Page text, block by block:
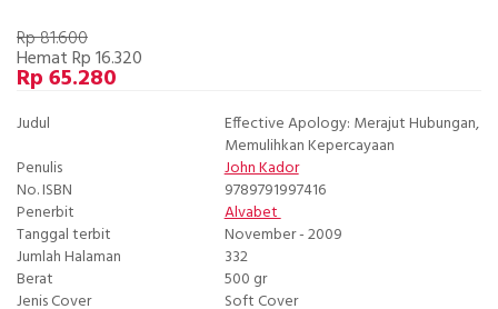
Rp 81.600
Hemat Rp 16.320
Rp 65.280
Judul
Effective Apology: Merajut Hubungan,
Memulihkan Kepercayaan
Penulis
John Kador
No. ISBN
9789791997416
Penerbit
Alvabet
Tanggal terbit
November - 2009
Jumlah Halaman
332
Berat
500 gr
Jenis Cover
Soft Cover